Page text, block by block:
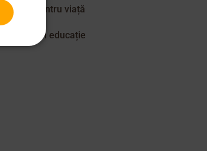
Educație pentru viață
Excelență în educație